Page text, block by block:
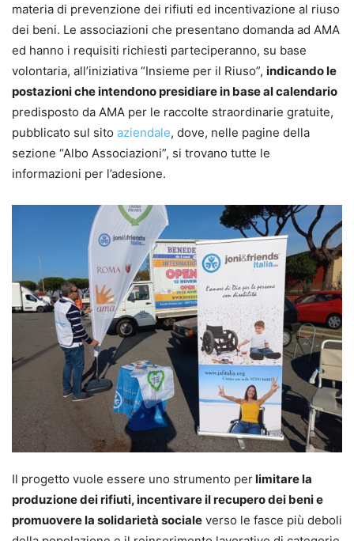
materia di prevenzione dei rifiuti ed incentivazione al riuso
dei beni. Le associazioni che presentano domanda ad AMA
ed hanno i requisiti richiesti parteciperanno, su base
volontaria, all’iniziativa “Insieme per il Riuso”, indicando le
postazioni che intendono presidiare in base al calendario
predisposto da AMA per le raccolte straordinarie gratuite,
pubblicato sul sito aziendale, dove, nelle pagine della
sezione “Albo Associazioni”, si trovano tutte le
informazioni per l’adesione.
Il progetto vuole essere uno strumento perlimitare la
produzione dei rifiuti, incentivare il recupero dei beni e
promuovere la solidarietà sociale verso le fasce più deboli